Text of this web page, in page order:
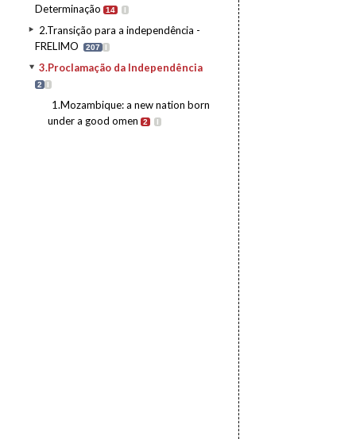
Determinação
14 I
2.Transição para a independência -
FRELIMO
207 I
3.Proclamação da Independência
2 I
1.Mozambique: a new nation born
under a good omen
2 I